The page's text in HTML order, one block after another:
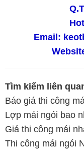
Email:
Tìm kiếm liên
Báo giá thi công
Lợp mái ngói bao
Giá thi công mái
Thi công mái ngói